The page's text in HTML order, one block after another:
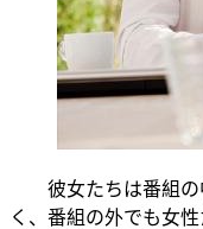
彼女たちは番組の
く、番組の外でも女